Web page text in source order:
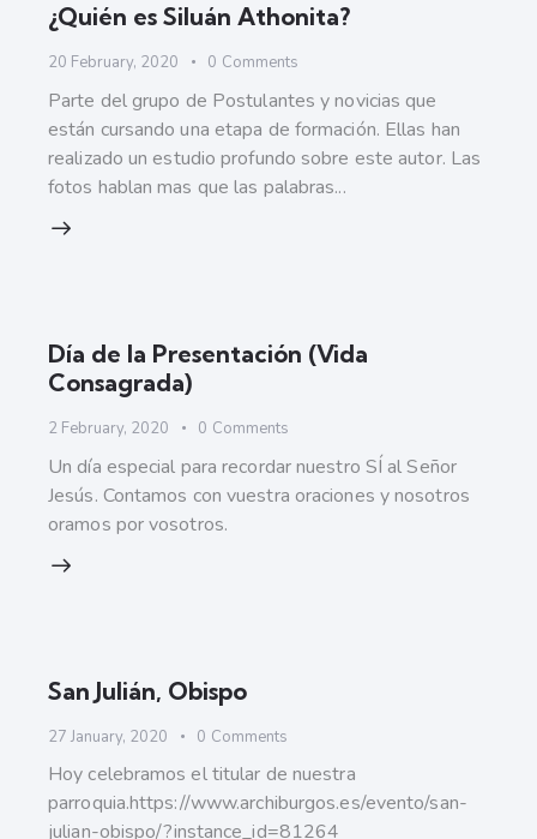
¿Quién es Siluán Athonita?
20 February, 2020 0 Comments
Parte del grupo de Postulantes y novicias que
están cursando una etapa de formación. Ellas han
realizado un estudio profundo sobre este autor. Las
fotos hablan mas que las palabras...
Día de la Presentación (Vida
Consagrada)
2 February, 2020 0 Comments
Un día especial para recordar nuestro SÍ al Señor
Jesús. Contamos con vuestra oraciones y nosotros
oramos por vosotros.
San Julián, Obispo
27 January, 2020 0 Comments
Hoy celebramos el titular de nuestra
parroquia.https://www.archiburgos.es/evento/san-
julian-obispo/?instance_id=81264